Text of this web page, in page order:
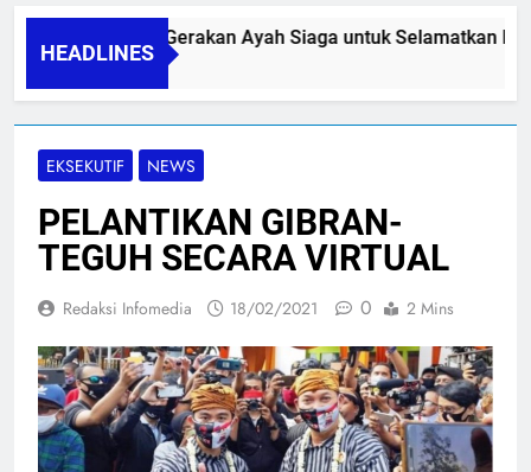
HEADLINES
PAPA SIDINI, Gerakan Ayah Siaga untuk Selamatkan Ibu
06/08/2026
EKSEKUTIF NEWS
PELANTIKAN GIBRAN-
TEGUH SECARA VIRTUAL
Redaksi Infomedia 18/02/2021 0 2 Mins